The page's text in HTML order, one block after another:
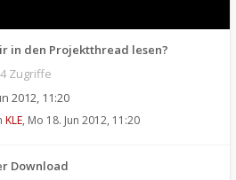
in den Projektthread lesen?
Zugriffe
2012, 11:20
KLE, Mo 18. Jun 2012, 11:20
Download